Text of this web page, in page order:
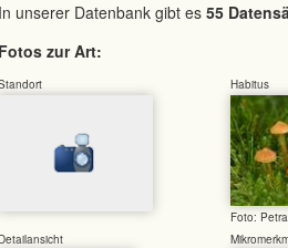
unserer Datenbank gibt es 55
zur Art:
Habitus
Foto: